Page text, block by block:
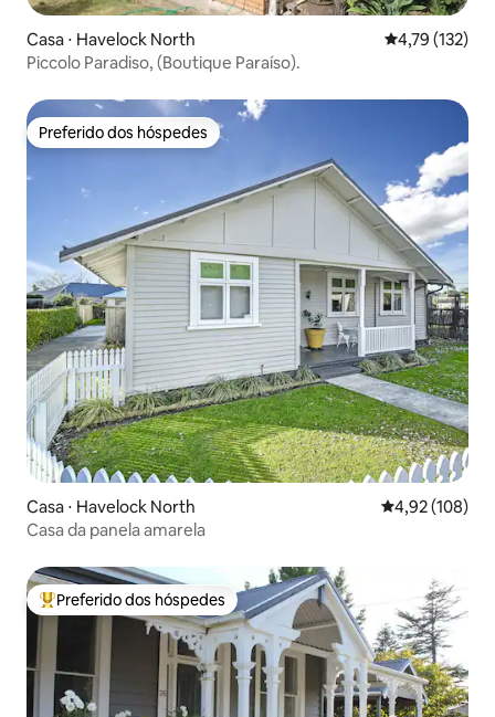
Casa ⋅ Havelock North 4,79 de uma
4,79 (132)
Piccolo Paradiso, (Boutique Paraíso).
Preferido dos hóspedes
Preferido dos hóspedes
Casa ⋅ Havelock North 4,92 de uma
4,92 (108)
Casa da panela amarela
Entre os melhores preferidos dos hóspedes
Preferido dos hóspedes